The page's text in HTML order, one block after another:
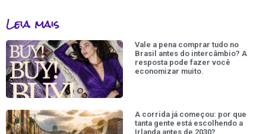
Leia mais
Vale a pena comprar tudo no
Brasil antes do intercâmbio? A
resposta pode fazer você
economizar muito.
A corrida já começou: por que
tanta gente está escolhendo a
Irlanda antes de 2030?